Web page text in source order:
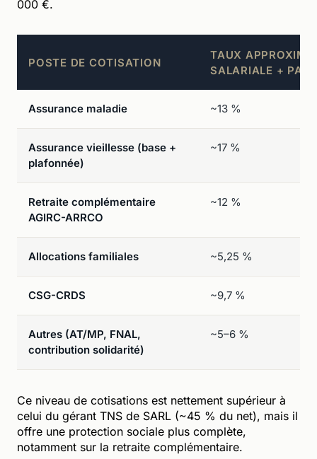
000 €.
POSTE DE COTISATION
TAUX
SALARIALE +
Assurance maladie ~13 %
Assurance vieillesse (base +
plafonnée)
~17 %
Retraite complémentaire
AGIRC-ARRCO
~12 %
Allocations familiales ~5,25 %
CSG-CRDS ~9,7 %
Autres (AT/MP, FNAL,
contribution solidarité)
~5–6 %
Ce niveau de cotisations est nettement supérieur à
celui du gérant TNS de SARL (~45 % du net), mais il
offre une protection sociale plus complète,
notamment sur la retraite complémentaire.